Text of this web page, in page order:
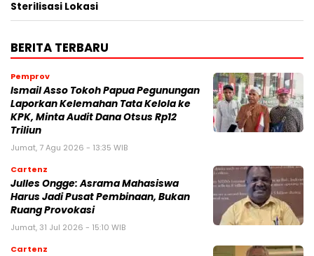
Sterilisasi Lokasi
BERITA TERBARU
Pemprov
Ismail Asso Tokoh Papua Pegunungan
Laporkan Kelemahan Tata Kelola ke
KPK, Minta Audit Dana Otsus Rp12
Triliun
Jumat, 7 Agu 2026 - 13:35 WIB
Cartenz
Julles Ongge: Asrama Mahasiswa
Harus Jadi Pusat Pembinaan, Bukan
Ruang Provokasi
Jumat, 31 Jul 2026 - 15:10 WIB
Cartenz